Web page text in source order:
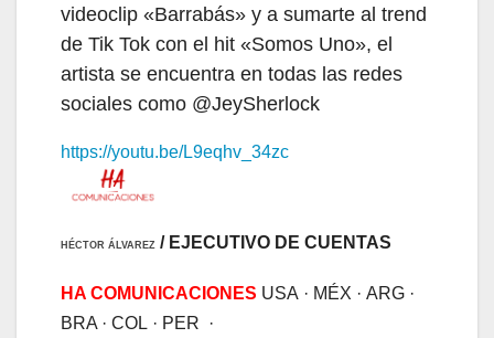
videoclip «Barrabás» y a sumarte al trend
de Tik Tok con el hit «Somos Uno», el
artista se encuentra en todas las redes
sociales como @JeySherlock
https://youtu.be/L9eqhv_34zc
HÉCTOR ÁLVAREZ / EJECUTIVO DE CUENTAS
HA COMUNICACIONES USA · MÉX · ARG ·
BRA · COL · PER ·